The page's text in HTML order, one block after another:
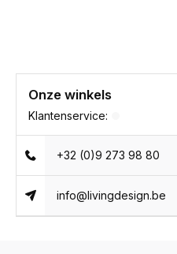
Onze winkels
Klantenservice:
+32 (0)9 273 98 80
info@livingdesign.be